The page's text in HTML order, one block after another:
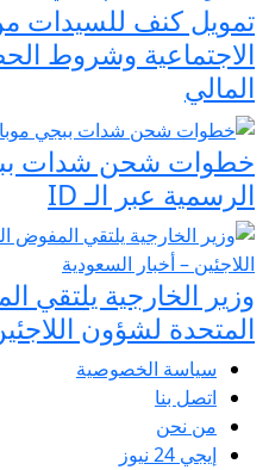
تمويل كنف للسيدات
الاجتماعية وشروط
المالي
الرسمية عبر الـ ID
وزير الخارجية يلتقي
المتحدة لشؤون
سياسة الخصوصية
اتصل بنا
من نحن
إيجي 24 نيوز